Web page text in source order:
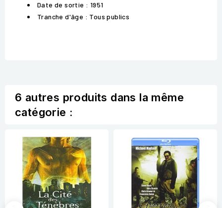
Date de sortie : 1951
Tranche d'âge : Tous publics
6 autres produits dans la même
catégorie :